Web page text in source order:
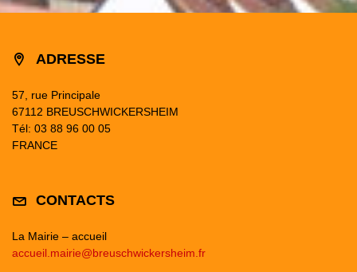
ADRESSE
57, rue Principale
67112 BREUSCHWICKERSHEIM
Tél: 03 88 96 00 05
FRANCE
CONTACTS
La Mairie – accueil
accueil.mairie@breuschwickersheim.fr